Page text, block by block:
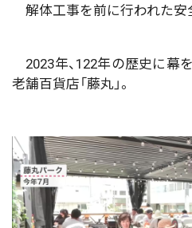
解体工事を前に行われた安
2023年、122年の歴史に幕
老舗百貨店「藤丸」。